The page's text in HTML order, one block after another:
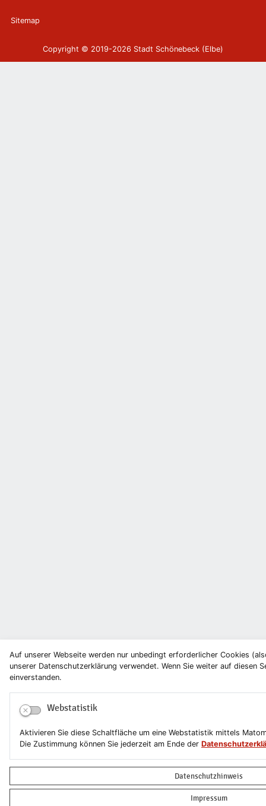
Auf unserer Webseite werden nur unbedingt erforderlicher Cookies
unserer Datenschutzerklärung verwendet. Wenn Sie weiter auf diesen
einverstanden.
Webstatistik
Aktivieren Sie diese Schaltfläche um eine Webstatistik mittels
Die Zustimmung können Sie jederzeit am Ende der
Datenschutzhinweis
Impressum
Sitemap
Copyright © 2019-2026 Stadt Schönebeck (Elbe)